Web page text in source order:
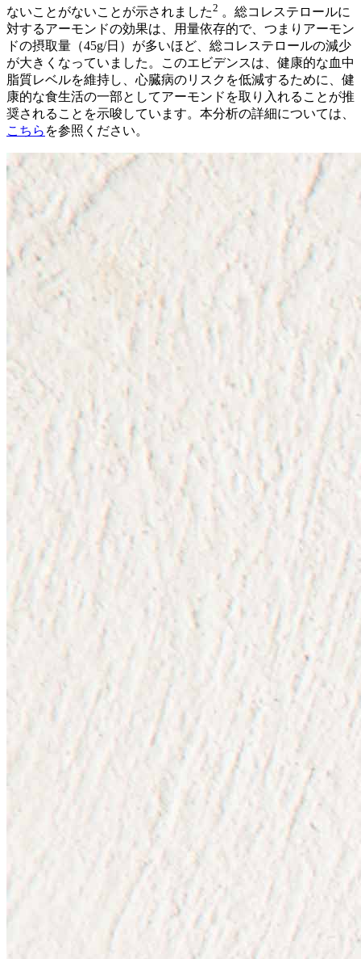
ないことがないことが示されました2 。総コレステロールに
対するアーモンドの効果は、用量依存的で、つまりアーモン
ドの摂取量（45g/日）が多いほど、総コレステロールの減少
が大きくなっていました。このエビデンスは、健康的な血中
脂質レベルを維持し、心臓病のリスクを低減するために、健
康的な食生活の一部としてアーモンドを取り入れることが推
奨されることを示唆しています。本分析の詳細については、
こちら を参照ください。